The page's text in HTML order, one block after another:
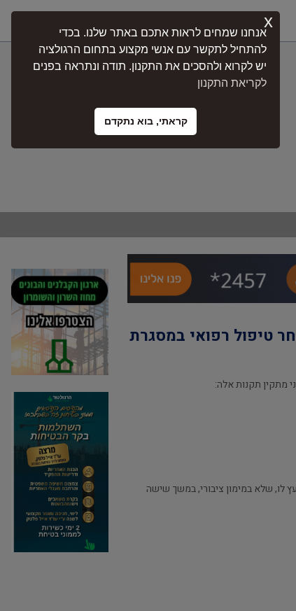
טיפול רפואי במסגרת
לו, שלא במימון ציבורי, במשך שישה
אנחנו שמחים לראות אתכם באתר שלנו. בכדי
להתחיל לתקשר עם אנשי מקצוע בתחום הרגולציה
יש לקרוא ולהסכים את התקנון. תודה ונתראה בפנים
לקריאת התקנון
קראתי, בוא נתקדם
x